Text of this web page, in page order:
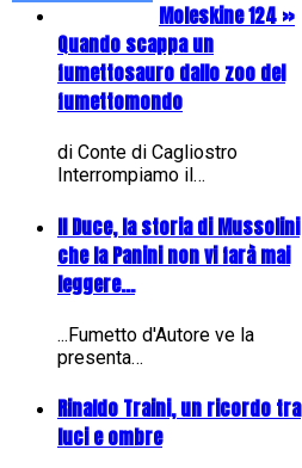
Moleskine 124 »
Quando scappa un
fumettosauro dallo zoo del
fumettomondo
di Conte di Cagliostro
Interrompiamo il…
Il Duce, la storia di Mussolini
che la Panini non vi farà mai
leggere...
...Fumetto d'Autore ve la
presenta…
Rinaldo Traini, un ricordo tra
luci e ombre